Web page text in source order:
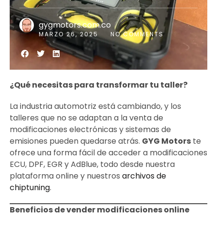
gygmotors.com.co
MARZO 26, 2025 NO COMMENTS
¿Qué necesitas para transformar tu taller?
La industria automotriz está cambiando, y los
talleres que no se adaptan a la venta de
modificaciones electrónicas y sistemas de
emisiones pueden quedarse atrás. GYG Motors te
ofrece una forma fácil de acceder a modificaciones
ECU, DPF, EGR y AdBlue, todo desde nuestra
plataforma online y nuestros archivos de
chiptuning.
Beneficios de vender modificaciones online